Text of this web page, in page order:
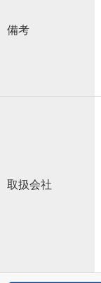
備考
取扱会社